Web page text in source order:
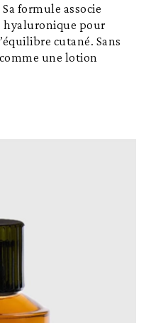
formule associe
hyaluronique pour
cutané. Sans
une lotion